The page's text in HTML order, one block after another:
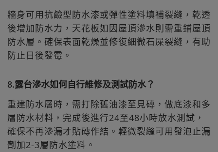
牆身可用抗鹼型防水漆或彈性塗料填補裂縫，乾透
後增加防水力，天花板如因屋頂滲水則需重鋪屋頂
防水層。確保表面乾燥並修復細微石屎裂縫，有助
防止日後發霉。
8.露台滲水如何自行維修及測試防水？
重建防水層時，需打除舊油漆至見磚，做底漆和多
層防水材料，完成後進行24至48小時放水測試，
確保不再滲漏才貼磚作結。輕微裂縫可用發泡止漏
劑加2-3層防水塗料。